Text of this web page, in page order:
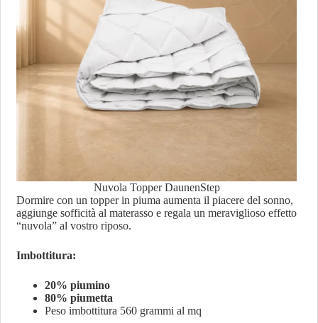
Nuvola Topper DaunenStep
Dormire con un topper in piuma aumenta il piacere del sonno,
aggiunge sofficità al materasso e regala un meraviglioso effetto
“nuvola” al vostro riposo.
Imbottitura:
20% piumino
80% piumetta
Peso imbottitura 560 grammi al mq